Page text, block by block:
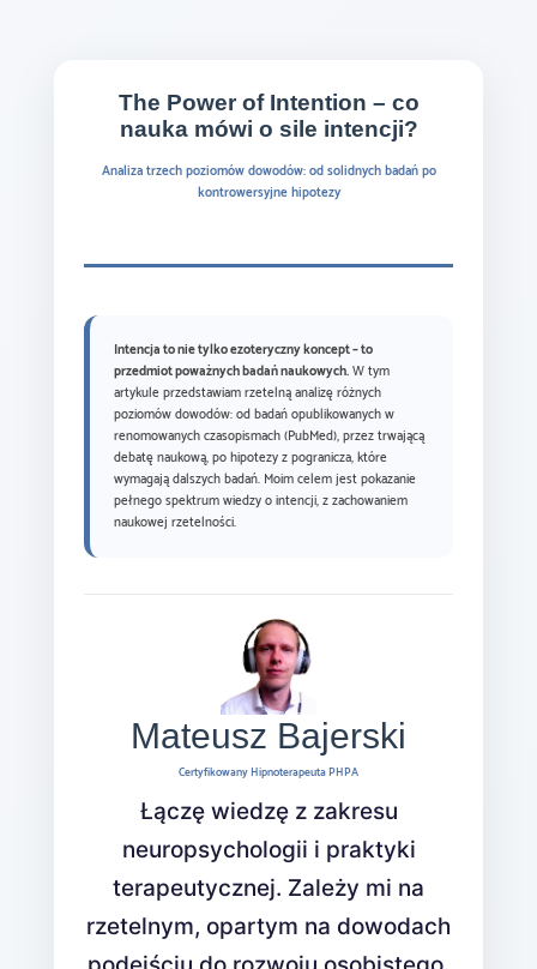
The Power of Intention – co
nauka mówi o sile intencji?
Analiza trzech poziomów dowodów: od solidnych badań po
kontrowersyjne hipotezy
Intencja to nie tylko ezoteryczny koncept – to
przedmiot poważnych badań naukowych.W tym
artykule przedstawiam rzetelną analizę różnych
poziomów dowodów: od badań opublikowanych w
renomowanych czasopismach (PubMed), przez trwającą
debatę naukową, po hipotezy z pogranicza, które
wymagają dalszych badań. Moim celem jest pokazanie
pełnego spektrum wiedzy o intencji, z zachowaniem
naukowej rzetelności.
Mateusz Bajerski
Certyfikowany Hipnoterapeuta PHPA
Łączę wiedzę z zakresu
neuropsychologii i praktyki
terapeutycznej. Zależy mi na
rzetelnym, opartym na dowodach